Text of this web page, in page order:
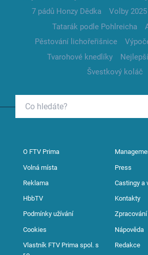
7 pádů Honzy Dědka
Volby 2025
Tatarák podle Pohlreicha
Pěstování lichořeřišnice
Tvarohové knedlíky
Švestkový koláč
O FTV Prima
Volná místa Press
Reklama Castingy a
HbbTV Kontakty
Podmínky užívání
Cookies Nápověda
Vlastník FTV Prima spol. s
Redakce